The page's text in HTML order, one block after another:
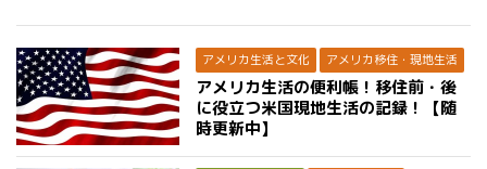
アメリカ生活と文化 アメリカ移住・現地生活
アメリカ生活の便利帳！移住前・後
に役立つ米国現地生活の記録！【随
時更新中】